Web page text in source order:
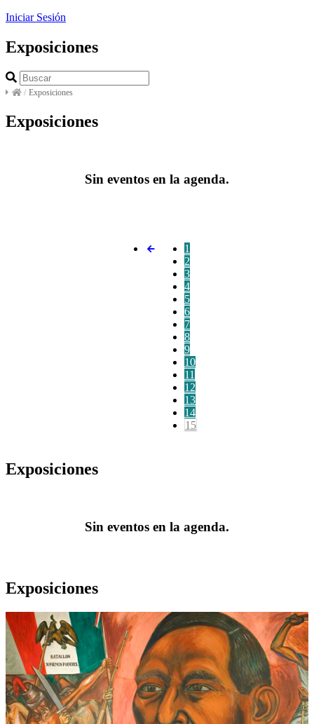
Iniciar Sesión
Exposiciones
/ Exposiciones
Exposiciones
Sin eventos en la agenda.
1
2
3
4
5
6
7
8
9
10
11
12
13
14
15
Exposiciones
Sin eventos en la agenda.
Exposiciones